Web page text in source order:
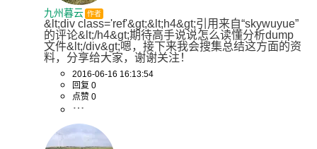
九州暮云 作者
&lt;div class='ref'&gt;&lt;h4&gt;引用来自“skywuyue”
的评论&lt;/h4&gt;期待高手说说怎么读懂分析dump
文件&lt;/div&gt;嗯，接下来我会搜集总结这方面的资
料，分享给大家，谢谢关注！
2016-06-16 16:13:54
回复 0
点赞 0